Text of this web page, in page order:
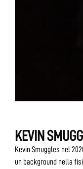
KEVIN
Kevin Smuggles nel
un background nella